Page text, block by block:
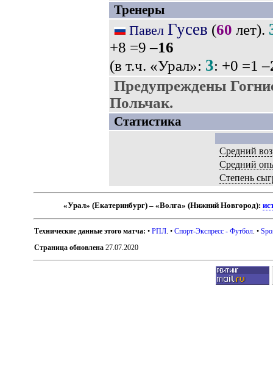
Тренеры
Павел Гусев (60 лет).
+8 =9 –16
(в т.ч. «Урал»: 3: +0 =1 –
Предупреждены
Польчак.
Статистика
Средний
Средний
Степень
«Урал» (Екатеринбург) – «Волга» (Нижний Новгород):
Технические данные этого матча: •РПЛ . •Спорт-Экспресс - Футбол . •
Страница обновлена 27.07.2020